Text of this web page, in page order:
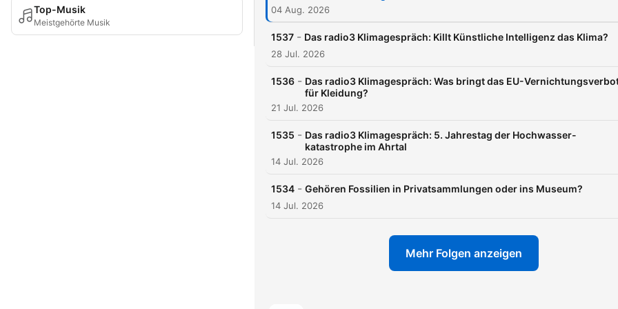
Top-Musik
Meistgehörte Musik
04 Aug. 2026
1537 - Das radio3 Klimagespräch: Killt Künstliche Intelligenz das Klima?
28 Jul. 2026
1536 - Das radio3 Klimagespräch: Was bringt das EU-
für Kleidung?
21 Jul. 2026
1535 - Das radio3 Klimagespräch: 5. Jahrestag der Hochwasser-
katastrophe im Ahrtal
14 Jul. 2026
1534 - Gehören Fossilien in Privatsammlungen oder ins Museum?
14 Jul. 2026
Mehr Folgen anzeigen